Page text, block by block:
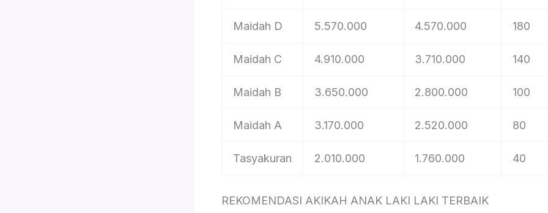
Maidah D 5.570.000 4.570.000 180
Maidah C 4.910.000 3.710.000 140
Maidah B 3.650.000 2.800.000 100
Maidah A 3.170.000 2.520.000 80
Tasyakuran 2.010.000 1.760.000 40
REKOMENDASI AKIKAH ANAK LAKI LAKI TERBAIK